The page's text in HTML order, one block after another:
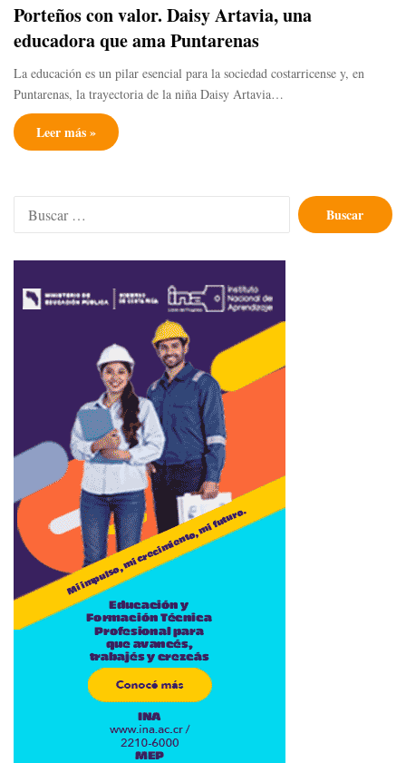
Porteños con valor. Daisy Artavia, una
educadora que ama Puntarenas
La educación es un pilar esencial para la sociedad costarricense y, en
Puntarenas, la trayectoria de la niña Daisy Artavia…
Leer más »
Buscar: